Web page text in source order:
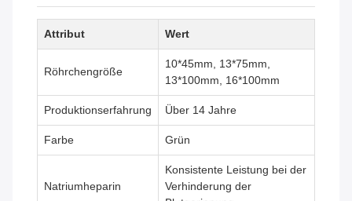
Attribut Wert
Röhrchengröße
10*45mm, 13*75mm,
13*100mm, 16*100mm
Produktionserfahrung Über 14 Jahre
Farbe Grün
Natriumheparin
Konsistente Leistung bei der
Verhinderung der